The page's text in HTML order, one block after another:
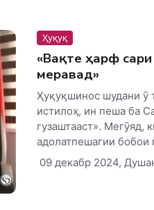
Ҳуқуқ
«Вақте ҳарф
меравад»
Ҳуқуқшинос шудани ӯ
истилоҳ, ин пеша ба
гузаштааст». Мегӯяд,
адолатпешагии бобои
09 декабр 2024,